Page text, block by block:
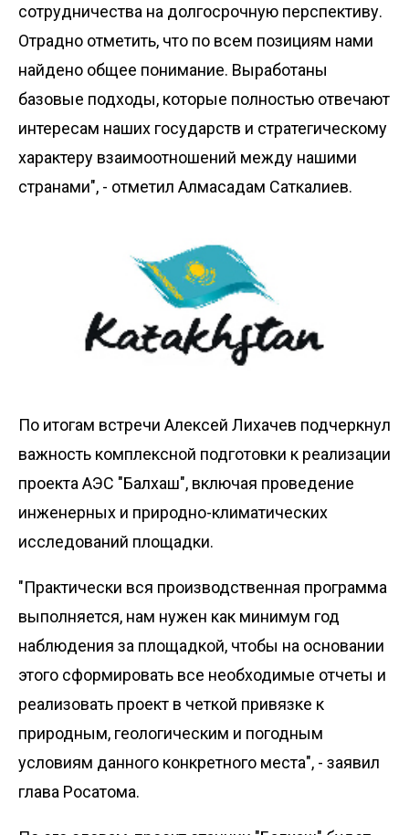
сотрудничества на долгосрочную перспективу.
Отрадно отметить, что по всем позициям нами
найдено общее понимание. Выработаны
базовые подходы, которые полностью отвечают
интересам наших государств и стратегическому
характеру взаимоотношений между нашими
странами", - отметил Алмасадам Саткалиев.
По итогам встречи Алексей Лихачев подчеркнул
важность комплексной подготовки к реализации
проекта АЭС "Балхаш", включая проведение
инженерных и природно-климатических
исследований площадки.
"Практически вся производственная программа
выполняется, нам нужен как минимум год
наблюдения за площадкой, чтобы на основании
этого сформировать все необходимые отчеты и
реализовать проект в четкой привязке к
природным, геологическим и погодным
условиям данного конкретного места", - заявил
глава Росатома.